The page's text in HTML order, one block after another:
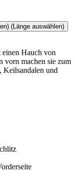
(Länge auswählen)
einen Hauch von
vorn machen sie zum
Keilsandalen und